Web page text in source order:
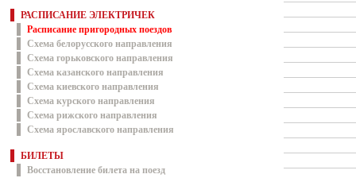
РАСПИСАНИЕ ЭЛЕКТРИЧЕК
Расписание пригородных поездов
Схема белорусского направления
Схема горьковского направления
Схема казанского направления
Схема киевского направления
Схема курского направления
Схема рижского направления
Схема ярославского направления
БИЛЕТЫ
Восстановление билета на поезд